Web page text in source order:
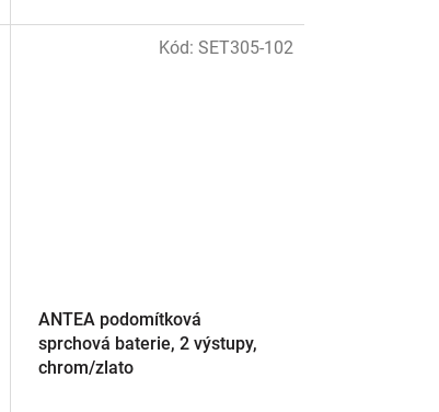
ANTEA podomítková
sprchová baterie, 2 výstupy,
chrom/zlato
Kód: SET305-102